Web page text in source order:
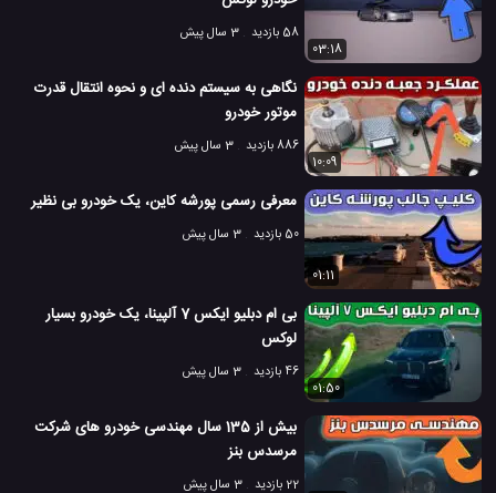
58 بازدید
3 سال پیش
03:18
نگاهی به سیستم دنده ای و نحوه انتقال قدرت
موتور خودرو
886 بازدید
3 سال پیش
10:09
معرفی رسمی پورشه کاین، یک خودرو بی نظیر
50 بازدید 3 سال پیش
01:11
بی ام دبلیو ایکس 7 آلپینا، یک خودرو بسیار
لوکس
46 بازدید
3 سال پیش
01:50
بیش از 135 سال مهندسی خودرو های شرکت
مرسدس بنز
22 بازدید
3 سال پیش